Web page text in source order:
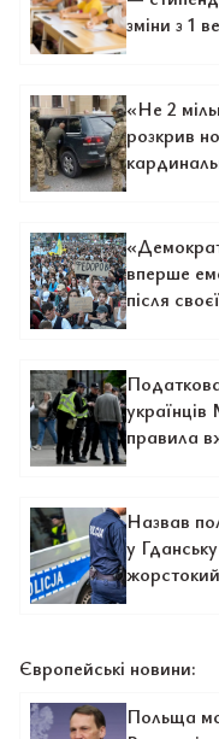
зміни з 1
«Не 2
розкрив
вперше
після
українців
правила
Назвав
у
Європейські новини:
Польща